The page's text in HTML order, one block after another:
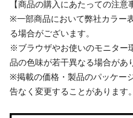
【商品の購入にあたっての注意
※一部商品において弊社カラー
る場合がございます。
※ブラウザやお使いのモニター
品の色味が若干異なる場合があ
※掲載の価格・製品のパッケー
告なく変更することがあります